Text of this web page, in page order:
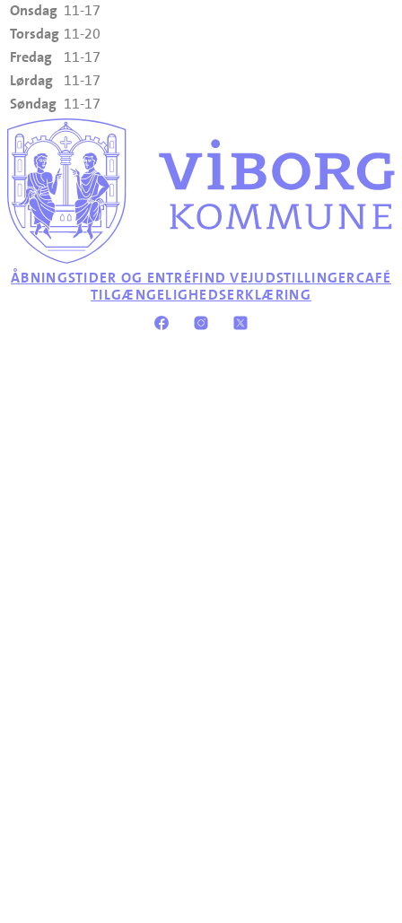
Onsdag 11-17
Torsdag 11-20
Fredag
11-17
Lørdag
11-17
Søndag 11-17
ÅBNINGSTIDER OG ENTRÉFIND VEJUDSTILLINGERCAFÉ
TILGÆNGELIGHEDSERKLÆRING